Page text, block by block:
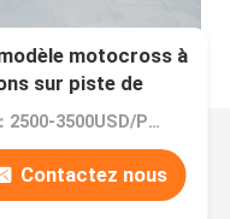
motocross à
sur piste de
Prix：2500-3500USD/PRICE
Contactez nous